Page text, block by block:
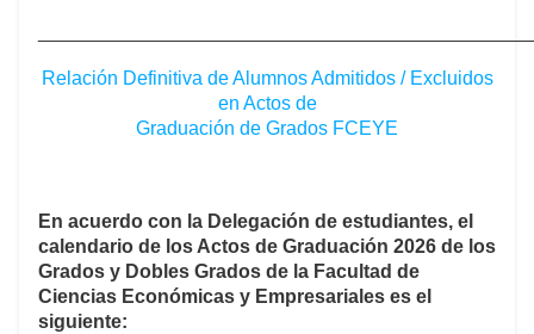
Relación Definitiva de Alumnos Admitidos / Excluidos
en Actos de
Graduación de Grados FCEYE
En acuerdo con la Delegación de estudiantes, el
calendario de los Actos de Graduación 2026 de los
Grados y Dobles Grados de la Facultad de
Ciencias Económicas y Empresariales es el
siguiente: